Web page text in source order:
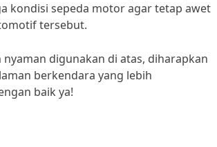
kondisi sepeda motor agar tetap awet
tersebut.
digunakan di atas, diharapkan
berkendara yang lebih
baik ya!